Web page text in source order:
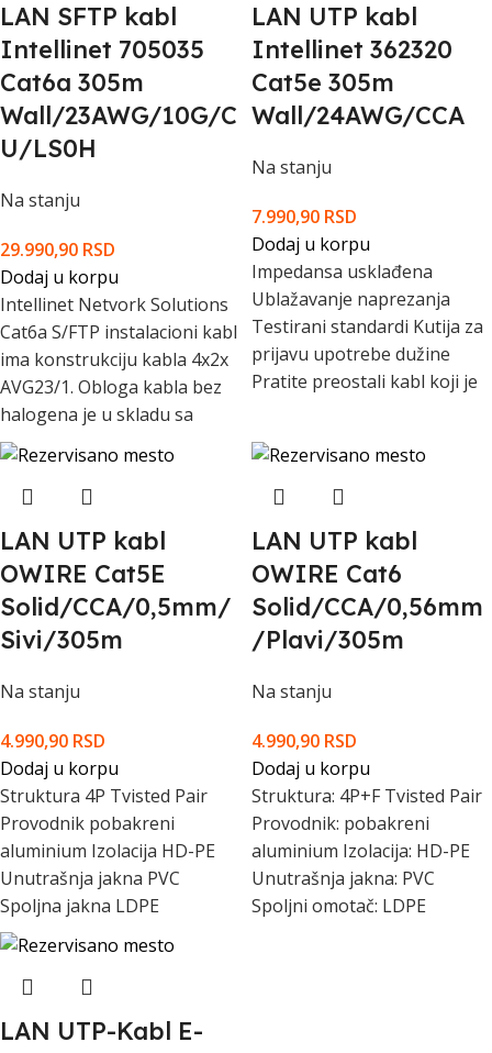
LAN SFTP kabl
Intellinet 705035
Cat6a 305m
Wall/23AWG/10G/C
U/LS0H
Na stanju
29.990,90 RSD
Dodaj u korpu
Intellinet Netvork Solutions
Cat6a S/FTP instalacioni kabl
ima konstrukciju kabla 4x2x
AVG23/1. Obloga kabla bez
halogena je u skladu sa
LAN UTP kabl
Intellinet 362320
Cat5e 305m
Wall/24AWG/CCA
Na stanju
7.990,90 RSD
Dodaj u korpu
Impedansa usklađena
Ublažavanje naprezanja
Testirani standardi Kutija za
prijavu upotrebe dužine
Pratite preostali kabl koji je
LAN UTP kabl
OWIRE Cat5E
Solid/CCA/0,5mm/
Sivi/305m
Na stanju
4.990,90 RSD
Dodaj u korpu
Struktura 4P Tvisted Pair
Provodnik pobakreni
aluminium Izolacija HD-PE
Unutrašnja jakna PVC
Spoljna jakna LDPE
LAN UTP kabl
OWIRE Cat6
Solid/CCA/0,56mm
/Plavi/305m
Na stanju
4.990,90 RSD
Dodaj u korpu
Struktura: 4P+F Tvisted Pair
Provodnik: pobakreni
aluminium Izolacija: HD-PE
Unutrašnja jakna: PVC
Spoljni omotač: LDPE
LAN UTP-Kabl E-